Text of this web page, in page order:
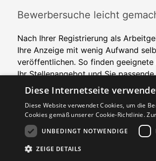
Bewerbersuche leicht
Nach Ihrer Registrierung als
Ihre Anzeige mit wenig Aufwand
veröffentlichen. So finden geeignete
Ihr Stellenangebot und Sie
Copyright © 2026. Alle Rechte vorbehalten.
Diese Internetseite
Diese Website verwendet Cookies, um die
Cookies gemäß unserer Cookie-Richtlinie.
UNBEDINGT NOTWENDIGE
ZEIGE DETAILS